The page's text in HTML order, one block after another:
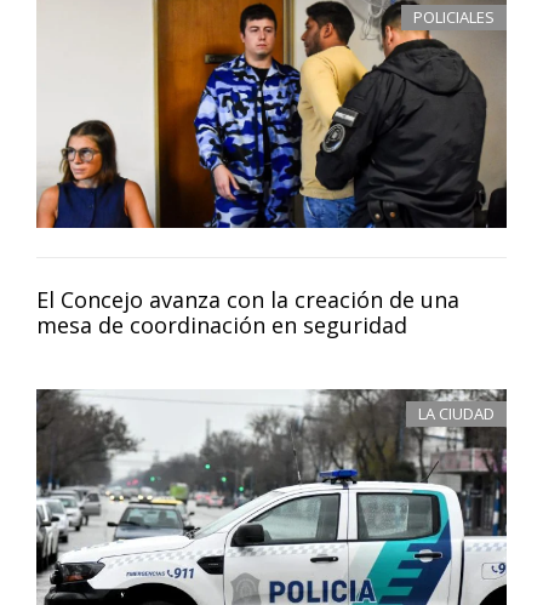
POLICIALES
El Concejo avanza con la creación de una
mesa de coordinación en seguridad
LA CIUDAD